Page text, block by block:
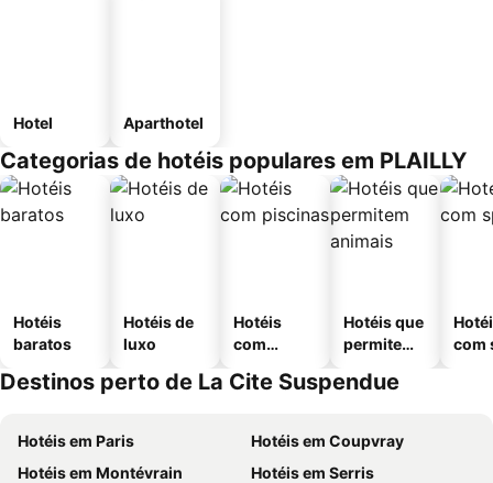
Hotel Aparthotel
Categorias de hotéis populares em PLAILLY
Hotéis
baratos
Hotéis de
luxo
Hotéis
com
Hotéis que
permitem
com
Destinos perto de La Cite Suspendue
Hotéis em Paris
Hotéis em Coupvray
Hotéis em Montévrain
Hotéis em Serris